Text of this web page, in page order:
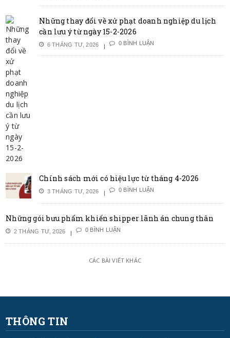
Những thay đổi về xử phạt doanh nghiệp du lịch
cần lưu ý từ ngày 15-2-2026
6 THÁNG TƯ, 2026 0 BÌNH LUẬN
Chính sách mới có hiệu lực từ tháng 4-2026
3 THÁNG TƯ, 2026 0 BÌNH LUẬN
Những gói bưu phẩm khiến shipper lãnh án chung thân
2 THÁNG TƯ, 2026 0 BÌNH LUẬN
CÁC BÀI VIẾT KHÁC
THÔNG TIN